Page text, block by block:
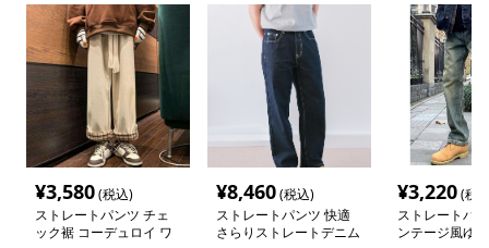
¥3,580(税込)
ストレートパンツ チェ
ック裾 コーデュロイ ワ
¥8,460(税込)
ストレートパンツ 快適
さらりストレートデニム
¥3,220(税
ストレートパ
ンテージ風ゆ